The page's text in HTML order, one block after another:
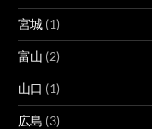
宮城 (1)
富山 (2)
山口 (1)
広島 (3)